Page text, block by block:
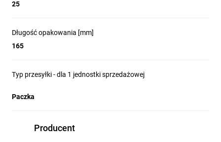
25
Długość opakowania [mm]
165
Typ przesyłki - dla 1 jednostki sprzedażowej
Paczka
Producent